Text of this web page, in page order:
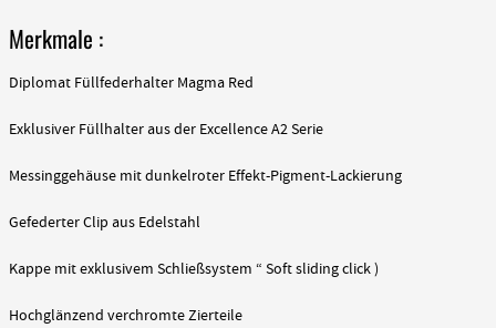
Merkmale :
Diplomat Füllfederhalter Magma Red
Exklusiver Füllhalter aus der Excellence A2 Serie
Messinggehäuse mit dunkelroter Effekt-Pigment-Lackierung
Gefederter Clip aus Edelstahl
Kappe mit exklusivem Schließsystem “ Soft sliding click )
Hochglänzend verchromte Zierteile